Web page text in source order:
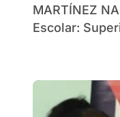
MARTÍNEZ
Escolar: